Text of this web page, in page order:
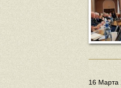
16 Марта